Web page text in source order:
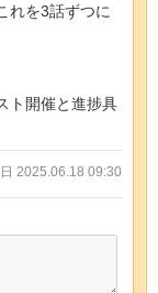
れを3話ずつに
ト開催と進捗具
2025.06.18 09:30